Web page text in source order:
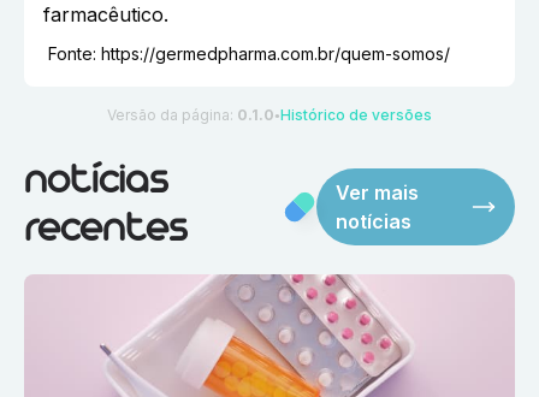
farmacêutico.
Fonte: https://germedpharma.com.br/quem-somos/
Versão da página: 0.1.0 ●Histórico de versões
notícias
recentes
Ver mais
notícias